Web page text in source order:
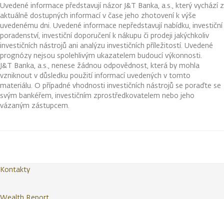
Uvedené informace představují názor J&T Banka, a.s., který vychází z
aktuálně dostupných informací v čase jeho zhotovení k výše
uvedenému dni. Uvedené informace nepředstavují nabídku, investiční
poradenství, investiční doporučení k nákupu či prodeji jakýchkoliv
investičních nástrojů ani analýzu investičních příležitostí. Uvedené
prognózy nejsou spolehlivým ukazatelem budoucí výkonnosti.
J&T Banka, a.s., nenese žádnou odpovědnost, která by mohla
vzniknout v důsledku použití informací uvedených v tomto
materiálu. O případné vhodnosti investičních nástrojů se poraďte se
svým bankéřem, investičním zprostředkovatelem nebo jeho
vázaným zástupcem.
Kontakty